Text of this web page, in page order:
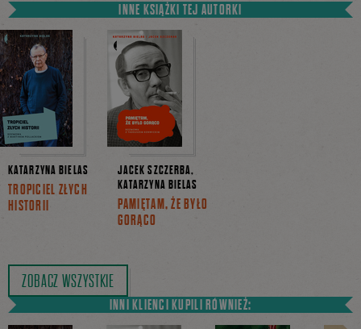
INNE KSIĄŻKI TEJ AUTORKI
KATARZYNA BIELAS
TROPICIEL ZŁYCH
HISTORII
JACEK SZCZERBA,
KATARZYNA BIELAS
PAMIĘTAM, ŻE BYŁO
GORĄCO
ZOBACZ WSZYSTKIE
INNI KLIENCI KUPILI RÓWNIEŻ: